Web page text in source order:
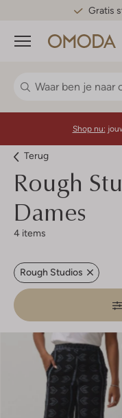
Gratis
Menu
Shop nu:
Terug
Rough
Dames
4 items
Rough Studios